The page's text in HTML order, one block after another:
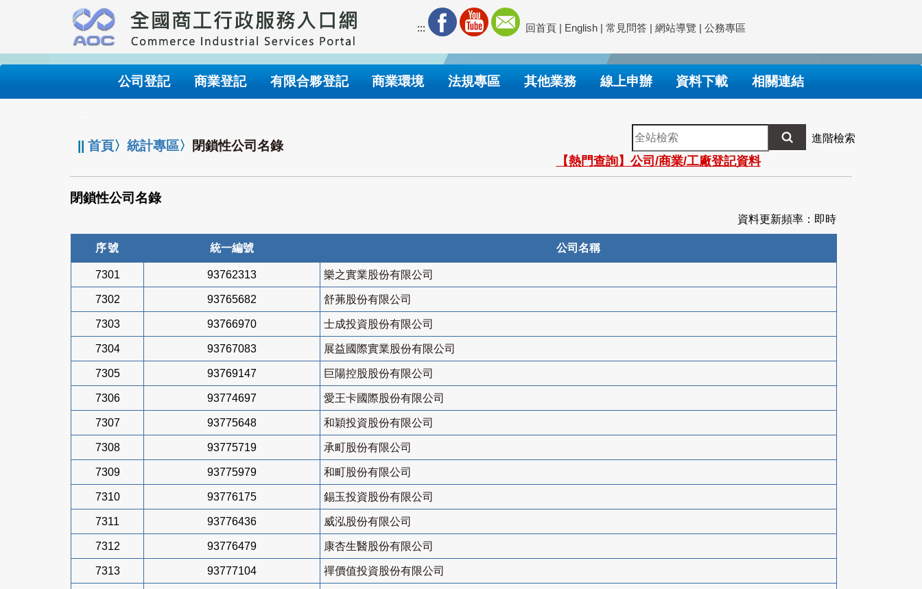
要
內
::: 回首頁 | English | 常見問答 | 網站導覽 | 公務專區
公司登記 商業登記 有限合夥登記 商業環境 法規專區 其他業務 線上申辦 資料下載 相關連結
||首頁〉統計專區〉 閉鎖性公司名錄
全
站
檢
索
進階檢索
【熱門查詢】公司/商業/工廠登記資料
閉鎖性公司名錄
資料更新頻率：即時
序號 統一編號 公司名稱
7301 93762313 樂之實業股份有限公司
7302 93765682 舒茀股份有限公司
7303 93766970 士成投資股份有限公司
7304 93767083 展益國際實業股份有限公司
7305 93769147 巨陽控股股份有限公司
7306 93774697 愛王卡國際股份有限公司
7307 93775648 和穎投資股份有限公司
7308 93775719 承町股份有限公司
7309 93775979 和町股份有限公司
7310 93776175 錫玉投資股份有限公司
7311 93776436 威泓股份有限公司
7312 93776479 康杏生醫股份有限公司
7313 93777104 禪價值投資股份有限公司